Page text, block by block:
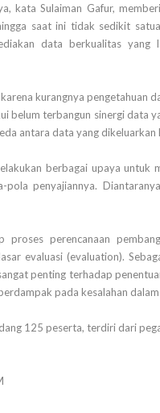
kata Sulaiman Gafur,
saat ini tidak sedikit
data berkualitas yang
kurangnya pengetahuan
belum terbangun sinergi data
antara data yang dikeluarkan
berbagai upaya untuk
pola penyajiannya.
perencanaan
evaluasi (evaluation).
penting terhadap
pada kesalahan
125 peserta, terdiri dari